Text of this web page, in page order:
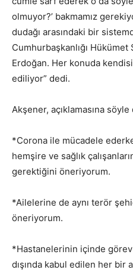
olmuyor?’ bakmamız
dudağı arasındaki bir
Cumhurbaşkanlığı Hükümet
Erdoğan. Her konuda
ediliyor” dedi.
Akşener, açıklamasına
*Corona ile mücadele
hemşire ve sağlık
gerektiğini öneriyorum.
*Ailelerine de aynı terör
öneriyorum.
*Hastanelerinin içinde
dışında kabul edilen her bir